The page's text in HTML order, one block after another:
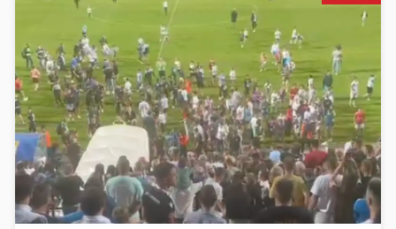
Pokretanje videa...